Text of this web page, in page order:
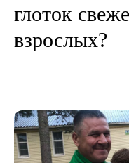
глоток
взрослых?